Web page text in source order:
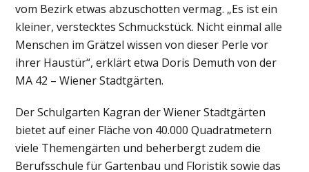
vom Bezirk etwas abzuschotten vermag. „Es ist ein
kleiner, verstecktes Schmuckstück. Nicht einmal alle
Menschen im Grätzel wissen von dieser Perle vor
ihrer Haustür“, erklärt etwa Doris Demuth von der
MA 42 – Wiener Stadtgärten.
Der Schulgarten Kagran der Wiener Stadtgärten
bietet auf einer Fläche von 40.000 Quadratmetern
viele Themengärten und beherbergt zudem die
Berufsschule für Gartenbau und Floristik sowie das